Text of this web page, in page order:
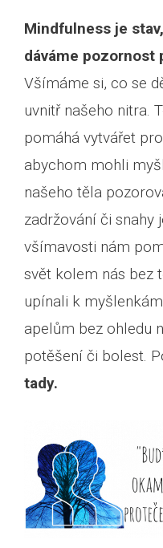
Mindfulness je
dáváme pozornost
Všímáme si, co se
uvnitř našeho nitra.
pomáhá vytvářet
abychom mohli
našeho těla
zadržování či
všímavosti nám
svět kolem nás bez
upínali k
apelům bez ohledu
potěšení či bolest.
tady.